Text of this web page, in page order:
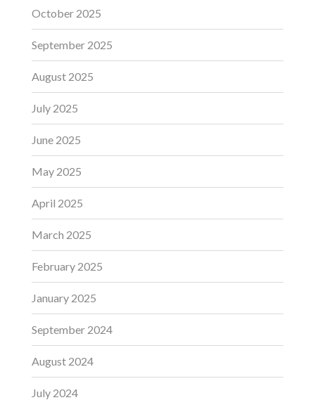
October 2025
September 2025
August 2025
July 2025
June 2025
May 2025
April 2025
March 2025
February 2025
January 2025
September 2024
August 2024
July 2024